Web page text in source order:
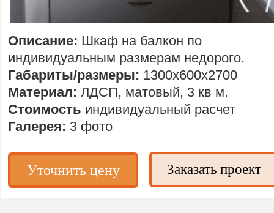
Уточнить цену Заказать проект
Описание: Шкаф на балкон по
индивидуальным размерам недорого.
Габариты/размеры: 1300х600х2700
Материал: ЛДСП, матовый, 3 кв м.
Стоимость индивидуальный расчет
Галерея: 3 фото